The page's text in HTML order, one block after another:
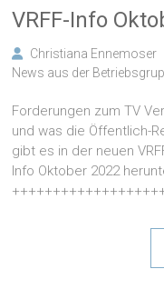
VRFF-Info
Christiana Ennemoser
News aus der
Forderungen zum TV
und was die Öffentlich-
gibt es in der neuen
Info Oktober 2022